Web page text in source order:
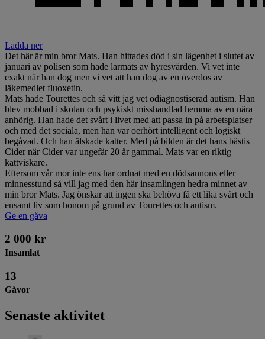
Ladda ner
Det här är min bror Mats. Han hittades död i sin lägenhet i slutet av
januari av polisen som hade larmats av hyresvärden. Vi vet inte
exakt när han dog men vi vet att han dog av en överdos av
läkemedlet fluoxetin.
Mats hade Tourettes och så vitt jag vet odiagnostiserad autism. Han
blev mobbad i skolan och psykiskt misshandlad hemma av en nära
anhörig. Han hade det svårt i livet med att passa in på arbetsplatser
och med det sociala, men han var oerhört intelligent och logiskt
begåvad. Och han älskade katter. Med på bilden är det hans bästis
Cider när Cider var ungefär 20 år gammal. Mats var en riktig
kattviskare.
Eftersom vår mor inte ens har ordnat med en dödsannons eller
minnesstund så vill jag med den här insamlingen hedra minnet av
min bror Mats. Jag önskar att ingen ska behöva få ett lika svårt och
ensamt liv som honom på grund av Tourettes och autism.
Ge en gåva
2 000 kr
Insamlat
13
Gåvor
Senaste aktivitet